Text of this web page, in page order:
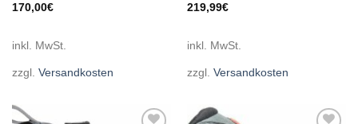
170,00€
inkl. MwSt.
zzgl. Versandkosten
219,99€
inkl. MwSt.
zzgl. Versandkosten